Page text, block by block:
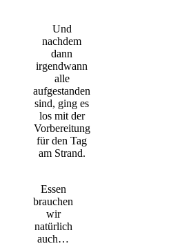
Und
nachdem
dann
irgendwann
alle
aufgestanden
sind, ging es
los mit der
Vorbereitung
für den Tag
am Strand.
Essen
brauchen
wir
natürlich
auch…